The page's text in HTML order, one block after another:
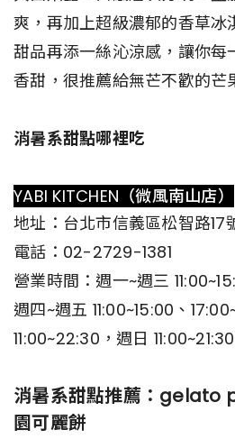
爽，再加上超級濃郁的香草冰
甜品再添一絲沁涼感，讓你每
香甜，很推薦給無芒不歡的芒
消暑系甜點哪裡吃
YABI KITCHEN（微風南山店）
地址：台北市信義區松智路17
電話：02-2729-1381
營業時間：週一~週三
週四~週五 11:00~15:00、
11:00~22:30，週日 11:00~21:30
消暑系甜點推薦：gelato
園可麗餅